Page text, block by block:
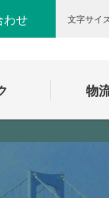
わせ 文字サイ
物